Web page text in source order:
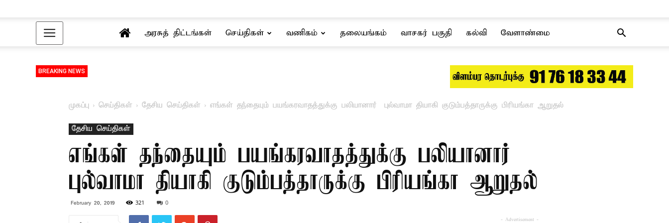
அரசுத் திட்டங்கள் செய்திகள் வணிகம் தலையங்கம் வாசகர் பகுதி கல்வி வேளாண்மை
BREAKING NEWS
முகப்பு செய்திகள் தேசிய செய்திகள் எங்கள் தந்தையும் பயங்கரவாதத்துக்கு பலியானார் – புல்வாமா தியாகி குடும்பத்தாருக்கு பிரியங்கா ஆறுதல்
தேசிய செய்திகள்
எங்கள் தந்தையும் பயங்கரவாதத்துக்கு பலியானார் –
புல்வாமா தியாகி குடும்பத்தாருக்கு பிரியங்கா ஆறுதல்
February 20, 2019 321 0
- Advertisement -